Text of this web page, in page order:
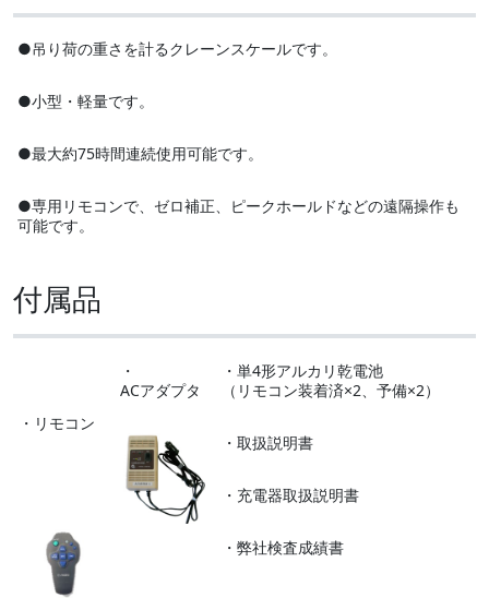
●吊り荷の重さを計るクレーンスケールです。
●小型・軽量です。
●最大約75時間連続使用可能です。
●専用リモコンで、ゼロ補正、ピークホールドなどの遠隔操作も
可能です。
付属品
・リモコン
・
ACアダプタ
・単4形アルカリ乾電池
（リモコン装着済×2、予備×2）
・取扱説明書
・充電器取扱説明書
・弊社検査成績書